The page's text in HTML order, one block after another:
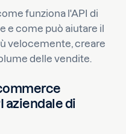
funziona l'API di
e come può aiutare il
velocemente, creare
delle vendite.
aziendale di